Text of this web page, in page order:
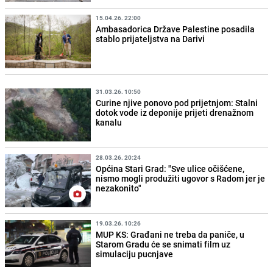
15.04.26. 22:00
Ambasadorica Države Palestine posadila
stablo prijateljstva na Darivi
31.03.26. 10:50
Curine njive ponovo pod prijetnjom: Stalni
dotok vode iz deponije prijeti drenažnom
kanalu
28.03.26. 20:24
Općina Stari Grad: "Sve ulice očišćene,
nismo mogli produžiti ugovor s Radom jer je
nezakonito"
19.03.26. 10:26
MUP KS: Građani ne treba da paniče, u
Starom Gradu će se snimati film uz
simulaciju pucnjave